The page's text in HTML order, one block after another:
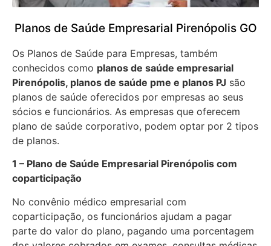
Planos de Saúde Empresarial Pirenópolis GO
Os Planos de Saúde para Empresas, também
conhecidos como planos de saúde empresarial
Pirenópolis, planos de saúde pme e planos PJ são
planos de saúde oferecidos por empresas ao seus
sócios e funcionários. As empresas que oferecem
plano de saúde corporativo, podem optar por 2 tipos
de planos.
1 – Plano de Saúde Empresarial Pirenópolis com
coparticipação
No convênio médico empresarial com
coparticipação, os funcionários ajudam a pagar
parte do valor do plano, pagando uma porcentagem